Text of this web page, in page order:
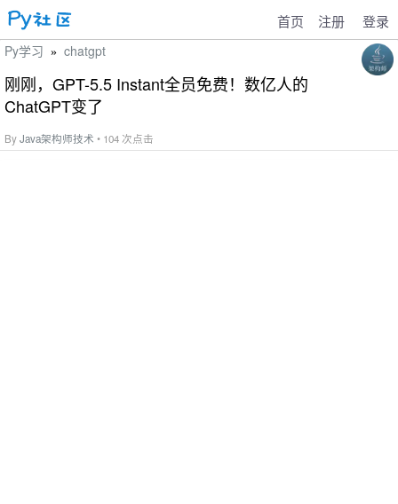
首页 注册 登录
Py学习 » chatgpt
刚刚，GPT-5.5 Instant全员免费！数亿人的
ChatGPT变了
ByJava架构师技术 • 104 次点击